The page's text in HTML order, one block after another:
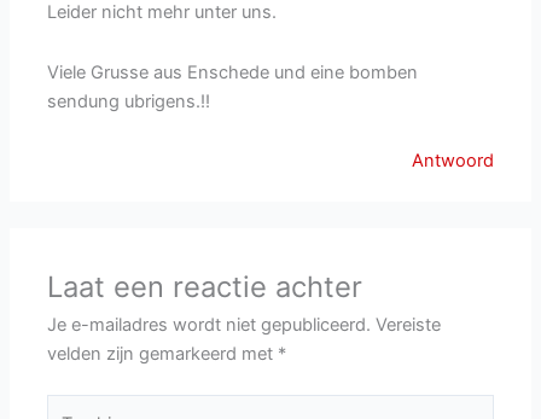
Leider nicht mehr unter uns.
Viele Grusse aus Enschede und eine bomben
sendung ubrigens.!!
Antwoord
Laat een reactie achter
Je e-mailadres wordt niet gepubliceerd. Vereiste
velden zijn gemarkeerd met *